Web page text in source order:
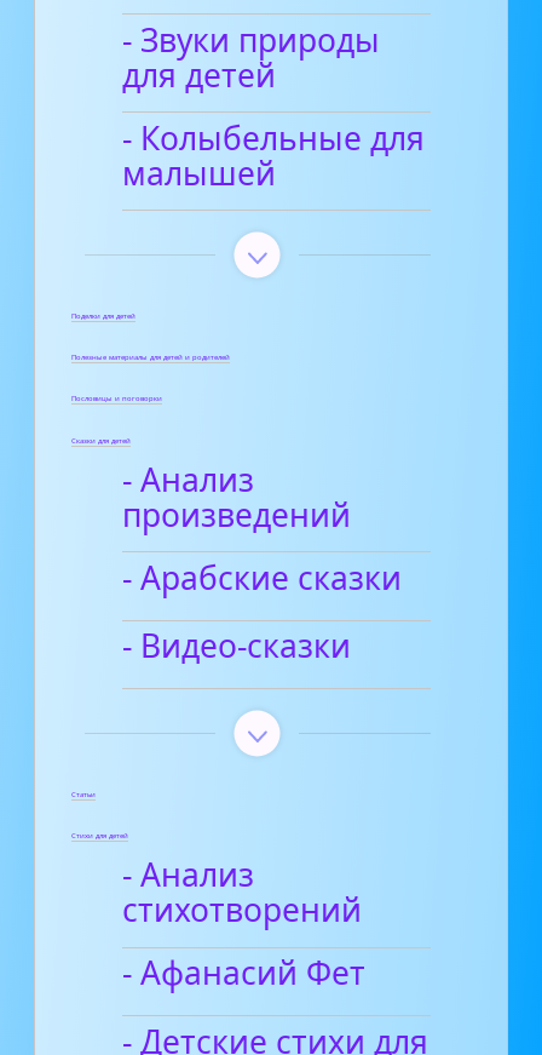
- Звуки природы
для детей
- Колыбельные для
малышей
Поделки для детей
Полезные материалы для детей и родителей
Пословицы и поговорки
Сказки для детей
- Анализ
произведений
- Арабские сказки
- Видео-сказки
Статьи
Стихи для детей
- Анализ
стихотворений
- Афанасий Фет
- Детские стихи для